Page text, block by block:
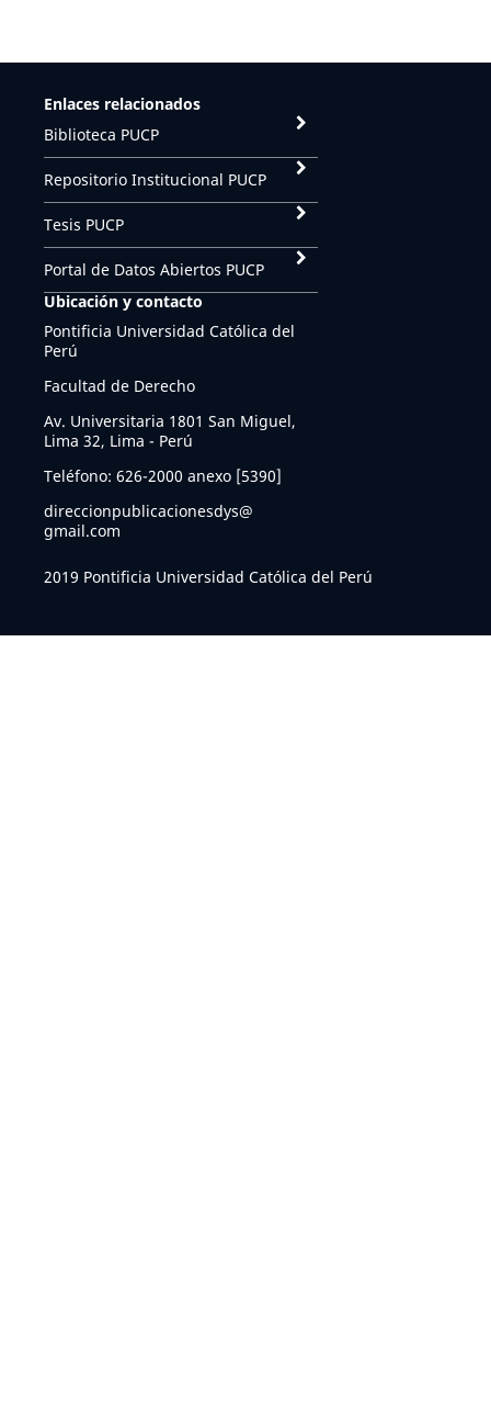
Enlaces relacionados
Biblioteca PUCP
Repositorio Institucional PUCP
Tesis PUCP
Portal de Datos Abiertos PUCP
Ubicación y contacto
Pontificia Universidad Católica del
Perú
Facultad de Derecho
Av. Universitaria 1801 San Miguel,
Lima 32, Lima - Perú
Teléfono: 626-2000 anexo [5390]
direccionpublicacionesdys@
gmail.com
2019 Pontificia Universidad Católica del Perú